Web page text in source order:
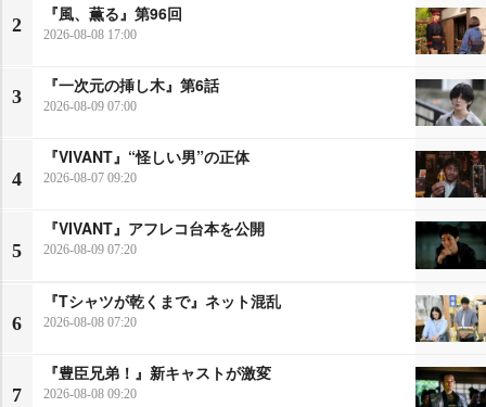
2
『風、薫る』第96回
2026-08-08 17:00
3
『一次元の挿し木』第6話
2026-08-09 07:00
4
『VIVANT』“怪しい男”の正体
2026-08-07 09:20
5
『VIVANT』アフレコ台本を公開
2026-08-09 07:20
6
『Tシャツが乾くまで』ネット混乱
2026-08-08 07:20
7
『豊臣兄弟！』新キャストが激変
2026-08-08 09:20